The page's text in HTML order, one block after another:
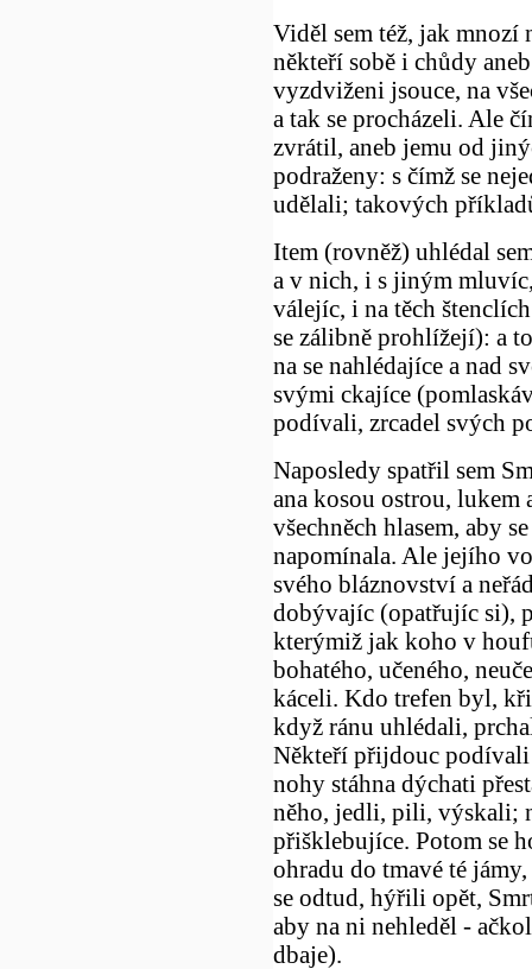
Viděl sem též, jak
někteří sobě i chůdy
vyzdviženi jsouce, na
a tak se procházeli. Ale
zvrátil, aneb jemu od
podraženy: s čímž se
udělali; takových
Item (rovněž) uhlédal
a v nich, i s jiným
válejíc, i na těch
se zálibně prohlížejí): a
na se nahlédajíce a nad
svými ckajíce
podívali, zrcadel svých
Naposledy spatřil sem
ana kosou ostrou, lukem
všechněch hlasem, aby
napomínala. Ale jejího
svého bláznovství a
dobývajíc (opatřujíc si),
kterýmiž jak koho v
bohatého, učeného,
káceli. Kdo trefen byl,
když ránu uhlédali,
Někteří přijdouc podívali
nohy stáhna dýchati
něho, jedli, pili, výskali;
přišklebujíce. Potom se
ohradu do tmavé té
se odtud, hýřili opět,
aby na ni nehleděl -
dbaje).